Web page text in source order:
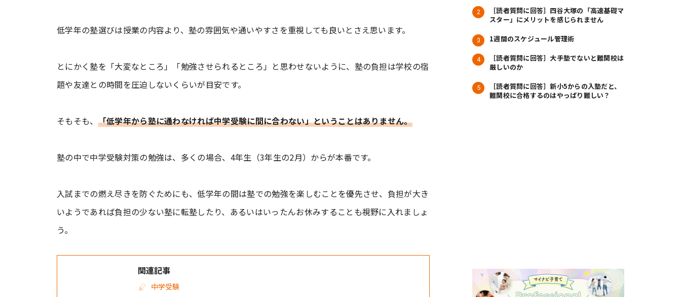
低学年の塾選びは授業の内容より、塾の雰囲気や通いやすさを重視しても良いとさえ思います。
とにかく塾を「大変なところ」「勉強させられるところ」と思わせないように、塾の負担は学校の宿
題や友達との時間を圧迫しないくらいが目安です。
そもそも、 「低学年から塾に通わなければ中学受験に間に合わない」ということはありません。
塾の中で中学受験対策の勉強は、多くの場合、4年生（3年生の2月）からが本番です。
入試までの燃え尽きを防ぐためにも、低学年の間は塾での勉強を楽しむことを優先させ、負担が大き
いようであれば負担の少ない塾に転塾したり、あるいはいったんお休みすることも視野に入れましょ
う。
関連記事
中学受験
［読者質問に回答］四谷大塚の「高速基礎マ
スター」にメリットを感じられません
1週間のスケジュール管理術
［読者質問に回答］大手塾でないと難関校は
厳しいのか
［読者質問に回答］新小5からの入塾だと、
難関校に合格するのはやっぱり難しい？